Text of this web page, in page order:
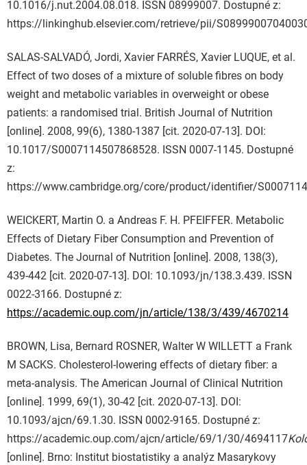
10.1016/j.nut.2004.08.018. ISSN 08999007. Dostupné z:
https://linkinghub.elsevier.com/retrieve/pii/
SALAS-SALVADÓ, Jordi, Xavier FARRÉS, Xavier LUQUE, et al.
Effect of two doses of a mixture of soluble fibres on body
weight and metabolic variables in overweight or obese
patients: a randomised trial. British Journal of Nutrition
[online]. 2008, 99(6), 1380-1387 [cit. 2020-07-13]. DOI:
10.1017/S0007114507868528. ISSN 0007-1145. Dostupné
z:
https://www.cambridge.org/core/product/identifier/
WEICKERT, Martin O. a Andreas F. H. PFEIFFER. Metabolic
Effects of Dietary Fiber Consumption and Prevention of
Diabetes. The Journal of Nutrition [online]. 2008, 138(3),
439-442 [cit. 2020-07-13]. DOI: 10.1093/jn/138.3.439. ISSN
0022-3166. Dostupné z:
https://academic.oup.com/jn/article/138/3/439/4670214
BROWN, Lisa, Bernard ROSNER, Walter W WILLETT a Frank
M SACKS. Cholesterol-lowering effects of dietary fiber: a
meta-analysis. The American Journal of Clinical Nutrition
[online]. 1999, 69(1), 30-42 [cit. 2020-07-13]. DOI:
10.1093/ajcn/69.1.30. ISSN 0002-9165. Dostupné z:
https://academic.oup.com/ajcn/article/69/1/30/4694117
[online]. Brno: Institut biostatistiky a analýz Masarykovy